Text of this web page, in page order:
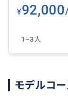
の痕跡など）
ぜこの場所が
に残る体験へ変
先住民が関わる
提案も可能）を
¥92,000
1~3人
モデルコー